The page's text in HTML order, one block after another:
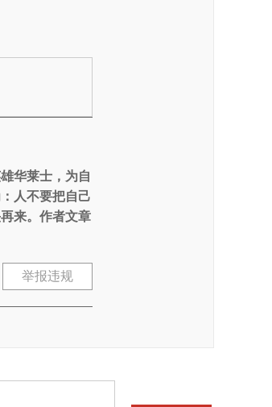
华莱士，为自
人不要把自己
来。作者文章
举报违规